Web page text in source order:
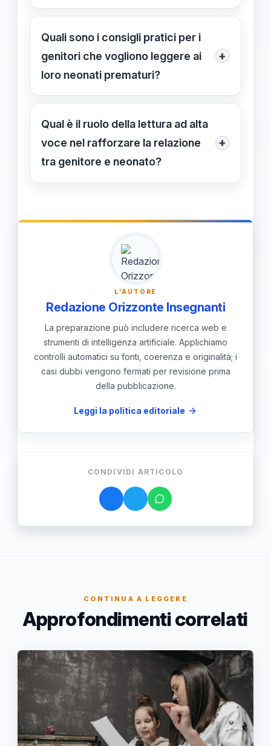
Coinvolgendo attivamente i genitori
attraverso momenti dedicati alla
lettura, anche durante le cure
quotidiane, e mantenendo coerenza
Quali sono i consigli pratici per i
genitori che vogliono leggere ai
loro neonati prematuri?
+
Scegliere testi semplici e rassicuranti,
parlare con voci calme, usare
materiali audio e dedicare tempi
regolari alla lettura, anche durante le
Qual è il ruolo della lettura ad alta
voce nel rafforzare la relazione
tra genitore e neonato?
+
Favorisce l'empatia, la fiducia e la
affettivo profondo attraverso la
comunicazione ricca di suoni e parole
L'AUTORE
Redazione Orizzonte Insegnanti
La preparazione può includere ricerca web e
strumenti di intelligenza artificiale. Applichiamo
controlli automatici su fonti, coerenza e originalità; i
casi dubbi vengono fermati per revisione prima
della pubblicazione.
Leggi la politica editoriale
CONDIVIDI ARTICOLO
CONTINUA A LEGGERE
Approfondimenti correlati